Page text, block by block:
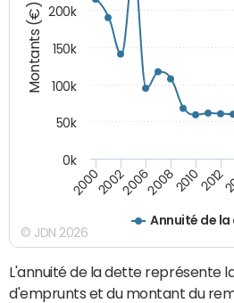
Montants (€)
Annuité de
200020022006200820102012
0k
50k
100k
150k
200k
© JDN 2026
L'annuité de la dette représente
d'emprunts et du montant du